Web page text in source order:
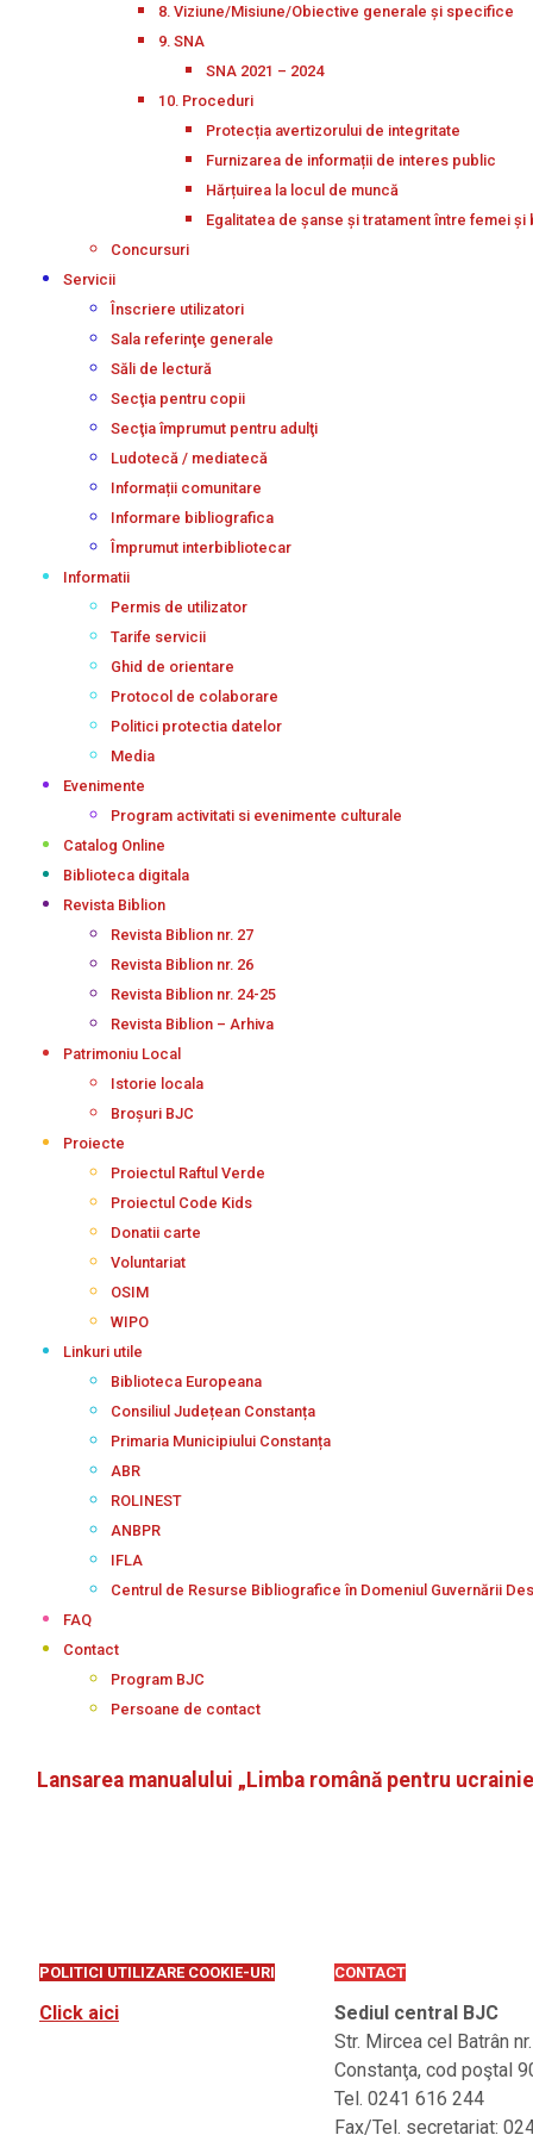
8. Viziune/Misiune/Obiective generale și specifice
9. SNA
SNA 2021 – 2024
10. Proceduri
Protecția avertizorului de integritate
Furnizarea de informații de interes public
Hărțuirea la locul de muncă
Egalitatea de șanse și tratament între femei și
Concursuri
Servicii
Înscriere utilizatori
Sala referinţe generale
Săli de lectură
Secţia pentru copii
Secţia împrumut pentru adulţi
Ludotecă / mediatecă
Informații comunitare
Informare bibliografica
Împrumut interbibliotecar
Informatii
Permis de utilizator
Tarife servicii
Ghid de orientare
Protocol de colaborare
Politici protectia datelor
Media
Evenimente
Program activitati si evenimente culturale
Catalog Online
Biblioteca digitala
Revista Biblion
Revista Biblion nr. 27
Revista Biblion nr. 26
Revista Biblion nr. 24-25
Revista Biblion – Arhiva
Patrimoniu Local
Istorie locala
Broșuri BJC
Proiecte
Proiectul Raftul Verde
Proiectul Code Kids
Donatii carte
Voluntariat
OSIM
WIPO
Linkuri utile
Biblioteca Europeana
Consiliul Județean Constanța
Primaria Municipiului Constanța
ABR
ROLINEST
ANBPR
IFLA
Centrul de Resurse Bibliografice în Domeniul Guvernării
FAQ
Contact
Program BJC
Persoane de contact
Lansarea manualului „Limba română pentru
POLITICI UTILIZARE COOKIE-URI
Click aici
CONTACT
Sediul central BJC
Str. Mircea cel Batrân
Constanţa, cod poştal
Tel. 0241 616 244
Fax/Tel. secretariat: